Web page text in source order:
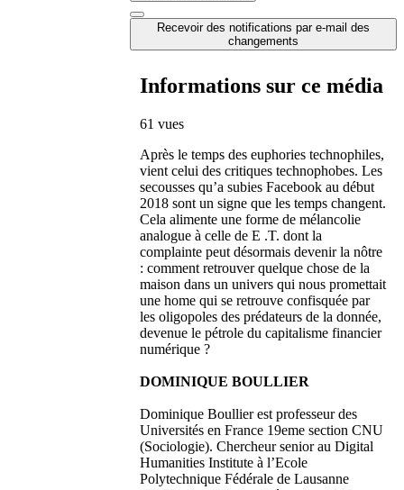
Recevoir des notifications par e-mail des
changements
Informations sur ce média
61 vues
Après le temps des euphories technophiles,
vient celui des critiques technophobes. Les
secousses qu’a subies Facebook au début
2018 sont un signe que les temps changent.
Cela alimente une forme de mélancolie
analogue à celle de E .T. dont la
complainte peut désormais devenir la nôtre
: comment retrouver quelque chose de la
maison dans un univers qui nous promettait
une home qui se retrouve confisquée par
les oligopoles des prédateurs de la donnée,
devenue le pétrole du capitalisme financier
numérique ?
DOMINIQUE BOULLIER
Dominique Boullier est professeur des
Universités en France 19eme section CNU
(Sociologie). Chercheur senior au Digital
Humanities Institute à l’Ecole
Polytechnique Fédérale de Lausanne